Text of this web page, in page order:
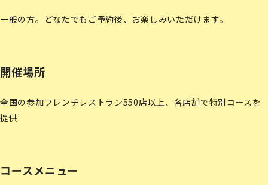
一般の方。どなたでもご予約後、お楽しみいただけます。
開催場所
全国の参加フレンチレストラン550店以上、各店舗で特別コースを
提供
コースメニュー